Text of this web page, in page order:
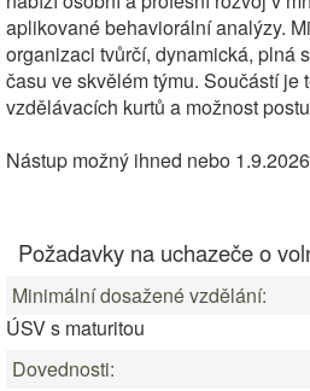
aplikované behaviorální analýzy.
organizaci tvůrčí, dynamická, plná
času ve skvělém týmu. Součástí je
vzdělávacích kurtů a možnost
Nástup možný ihned nebo
Požadavky na uchazeče o
Minimální dosažené vzdělání:
ÚSV s maturitou
Dovednosti: